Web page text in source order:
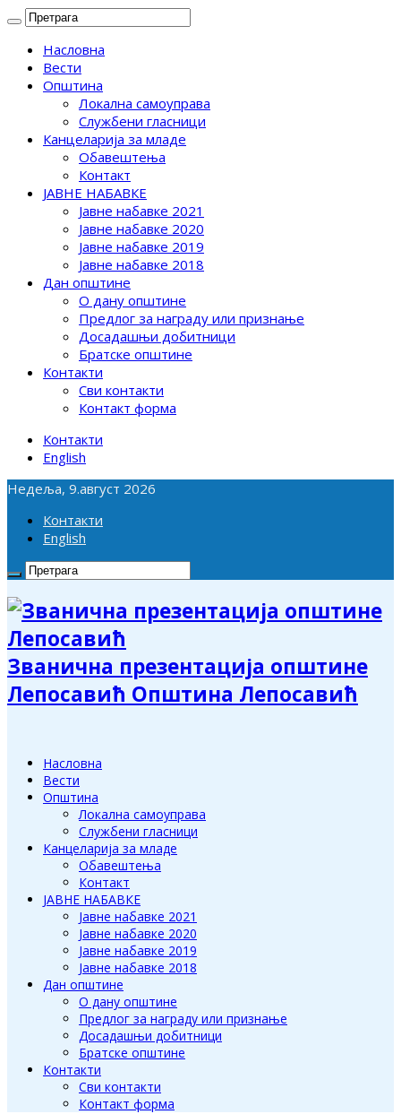
Насловна
Вести
Општина
Локална самоуправа
Службени гласници
Канцеларија за младе
Обавештења
Контакт
ЈАВНЕ НАБАВКЕ
Јавне набавке 2021
Јавне набавке 2020
Јавне набавке 2019
Јавне набавке 2018
Дан општине
О дану општине
Предлог за награду или признање
Досадашњи добитници
Братске општине
Контакти
Сви контакти
Контакт форма
Контакти
English
Недеља, 9.август 2026
Контакти
English
Званична презентација општине
Лепосавић Општина Лепосавић
Насловна
Вести
Општина
Локална самоуправа
Службени гласници
Канцеларија за младе
Обавештења
Контакт
ЈАВНЕ НАБАВКЕ
Јавне набавке 2021
Јавне набавке 2020
Јавне набавке 2019
Јавне набавке 2018
Дан општине
О дану општине
Предлог за награду или признање
Досадашњи добитници
Братске општине
Контакти
Сви контакти
Контакт форма